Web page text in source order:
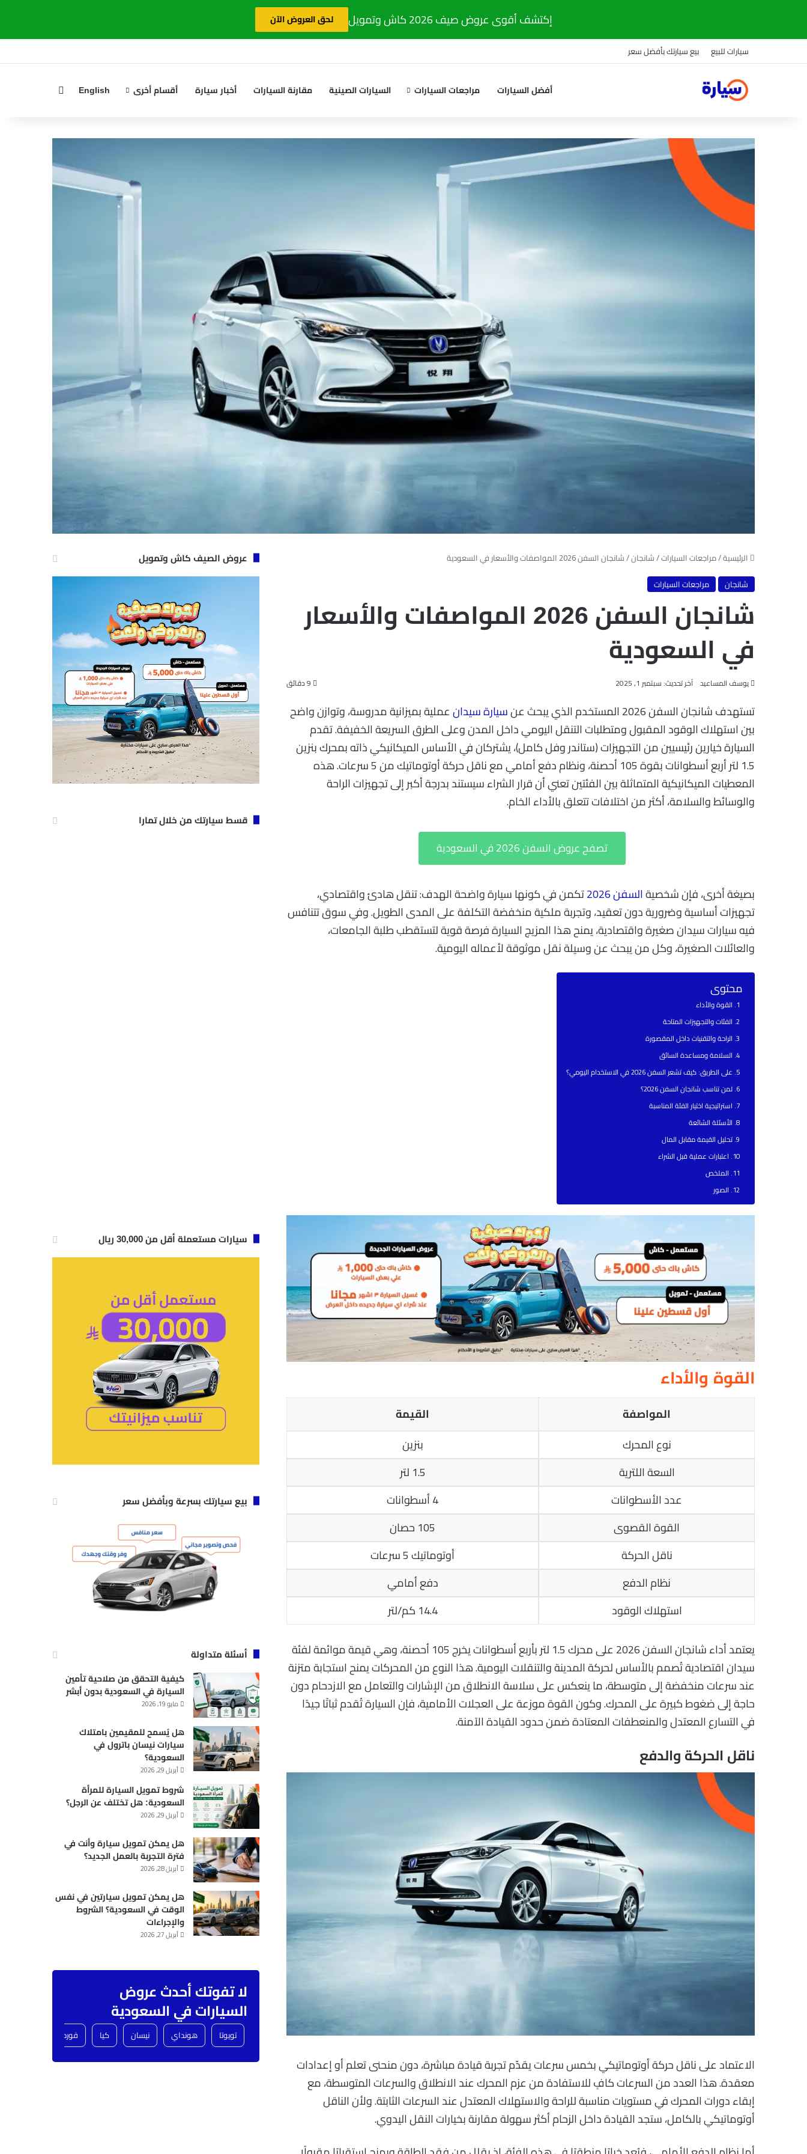
إكتشف أقوى عروض صيف 2026 كاش وتمويل لحق العروض الآن
سيارات للبيع بيع سيارتك بأفضل سعر
أفضل السيارات مراجعات السيارات السيارات الصينية مقارنة السيارات أخبار سيارة أقسام أخرى English
الرئيسية/مراجعات السيارات/شانجان/شانجان السفن 2026 المواصفات والأسعار في السعودية
شانجان
مراجعات السيارات
شانجان السفن 2026 المواصفات والأسعار
في السعودية
يوسف المساعيد آخر تحديث: سبتمبر 1, 2025
تستهدف شانجان السفن 2026 المستخدم الذي يبحث عن سيارة سيدانعملية بميزانية مدروسة، وتوازن واضح
بين استهلاك الوقود المقبول ومتطلبات التنقل اليومي داخل المدن وعلى الطرق السريعة الخفيفة. تقدم
السيارة خيارين رئيسيين من التجهيزات (ستاندر وفل كامل)، يشتركان في الأساس الميكانيكي ذاته بمحرك بنزين
1.5 لتر أربع أسطوانات بقوة 105 أحصنة، ونظام دفع أمامي مع ناقل حركة أوتوماتيك من 5 سرعات. هذه
المعطيات الميكانيكية المتماثلة بين الفئتين تعني أن قرار الشراء سيستند بدرجة أكبر إلى تجهيزات الراحة
والوسائط والسلامة، أكثر من اختلافات تتعلق بالأداء الخام.
تصفح عروض السفن 2026 في السعودية
بصيغة أخرى، فإن شخصيةالسفن 2026
تكمن في كونها سيارة واضحة الهدف: تنقل هادئ واقتصادي،
تجهيزات أساسية وضرورية دون تعقيد، وتجربة ملكية منخفضة التكلفة على المدى الطويل. وفي سوق تتنافس
فيه سيارات سيدان صغيرة واقتصادية، يمنح هذا المزيج السيارة فرصة قوية لتستقطب طلبة الجامعات،
والعائلات الصغيرة، وكل من يبحث عن وسيلة نقل موثوقة لأعماله اليومية.
محتوى
القوة والأداء
الفئات والتجهيزات المتاحة
الراحة والتقنيات داخل المقصورة
السلامة ومساعدة السائق
على الطريق: كيف تشعر السفن 2026 في الاستخدام اليومي؟
لمن تناسب شانجان السفن 2026؟
استراتيجية اختيار الفئة المناسبة
الأسئلة الشائعة
تحليل القيمة مقابل المال
اعتبارات عملية قبل الشراء
الملخص
الصور
القوة والأداء
المواصفة القيمة
نوع المحرك
بنزين
السعة اللترية
1.5 لتر
عدد الأسطوانات
4 أسطوانات
القوة القصوى
105 حصان
ناقل الحركة
أوتوماتيك 5 سرعات
نظام الدفع
دفع أمامي
استهلاك الوقود
14.4 كم/لتر
يعتمد أداء شانجان السفن 2026 على محرك 1.5 لتر بأربع أسطوانات يخرج 105 أحصنة، وهي قيمة موائمة لفئة
سيدان اقتصادية تُصمم بالأساس لحركة المدينة والتنقلات اليومية. هذا النوع من المحركات يمنح استجابة متزنة
عند سرعات منخفضة إلى متوسطة، ما ينعكس على سلاسة الانطلاق من الإشارات والتعامل مع الازدحام دون
حاجة إلى ضغوط كبيرة على المحرك. وكون القوة موزعة على العجلات الأمامية، فإن السيارة تُقدم ثباتًا جيدًا
في التسارع المعتدل والمنعطفات المعتادة ضمن حدود القيادة الآمنة.
ناقل الحركة والدفع
الاعتماد على ناقل حركة أوتوماتيكي بخمس سرعات يقدّم تجربة قيادة مباشرة، دون منحنى تعلم أو إعدادات
معقدة. هذا العدد من السرعات كافٍ للاستفادة من عزم المحرك عند الانطلاق والسرعات المتوسطة، مع
إبقاء دورات المحرك في مستويات مناسبة للراحة والاستهلاك المعتدل عند السرعات الثابتة. ولأن الناقل
أوتوماتيكي بالكامل، ستجد القيادة داخل الزحام أكثر سهولة مقارنة بخيارات النقل اليدوي.
عروض الصيف كاش وتمويل
قسط سيارتك من خلال تمارا
سيارات مستعملة أقل من 30,000 ريال
بيع سيارتك بسرعة وبأفضل سعر
أسئلة متداولة
كيفية التحقق من صلاحية تأمين
السيارة في السعودية بدون أبشر
مايو 19, 2026
هل يُسمح للمقيمين بامتلاك
سيارات نيسان باترول في
السعودية؟
أبريل 29, 2026
شروط تمويل السيارة للمرأة
السعودية: هل تختلف عن الرجل؟
أبريل 29, 2026
هل يمكن تمويل سيارة وأنت في
فترة التجربة بالعمل الجديد؟
أبريل 28, 2026
هل يمكن تمويل سيارتين في نفس
الوقت في السعودية؟ الشروط
والإجراءات
أبريل 27, 2026
لا تفوتك أحدث عروض
السيارات في السعودية
تويوتا هونداي نيسان كيا فورد